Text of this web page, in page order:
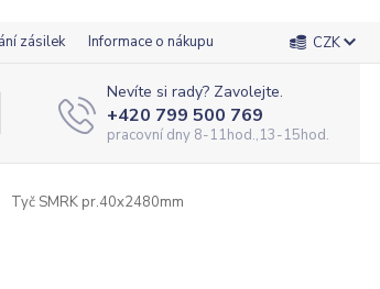
zásilek Informace o nákupu CZK
Nevíte si rady? Zavolejte.
+420 799 500 769
pracovní dny 8-11hod.,13-15hod.
Tyč SMRK pr.40x2480mm